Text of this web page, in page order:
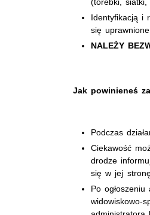
Identyfikacją i
się
NALEŻY
Jak powinieneś
Podczas
Ciekawość
drodze
się w jej
Po
widowiskowo-